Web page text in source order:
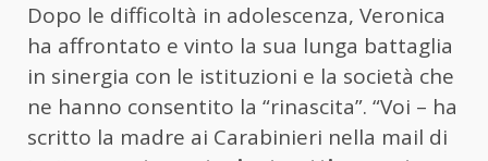
Dopo le difficoltà in adolescenza, Veronica
ha affrontato e vinto la sua lunga battaglia
in sinergia con le istituzioni e la società che
ne hanno consentito la “rinascita”. “Voi – ha
scritto la madre ai Carabinieri nella mail di